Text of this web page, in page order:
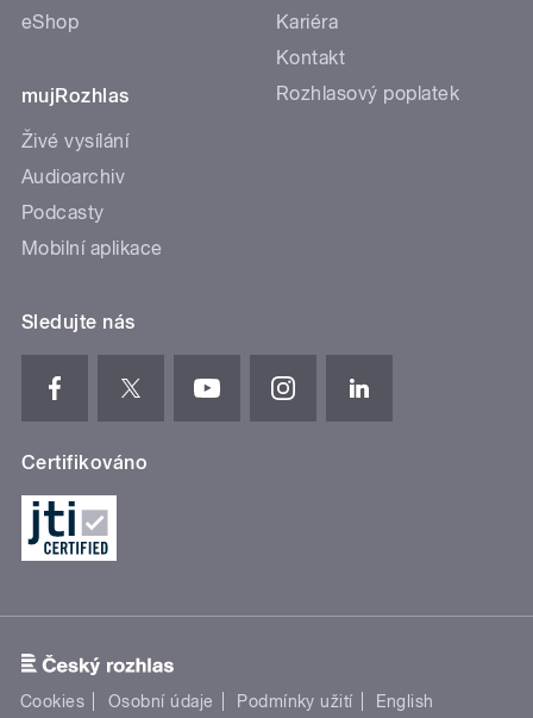
eShop
mujRozhlas
Živé vysílání
Audioarchiv
Podcasty
Mobilní aplikace
Kariéra
Kontakt
Rozhlasový poplatek
Sledujte nás
Certifikováno
Cookies Osobní údaje Podmínky užití English